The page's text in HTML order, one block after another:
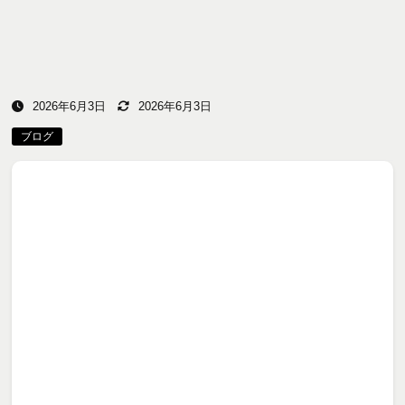
2026年6月3日 2026年6月3日
ブログ